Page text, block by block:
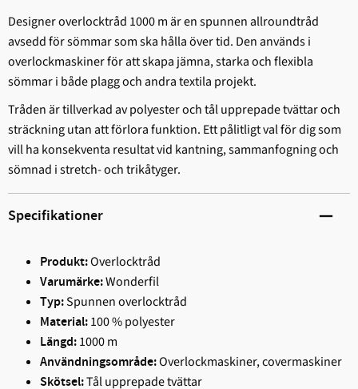
Designer overlocktråd 1000 m är en spunnen allroundtråd
avsedd för sömmar som ska hålla över tid. Den används i
overlockmaskiner för att skapa jämna, starka och flexibla
sömmar i både plagg och andra textila projekt.
Tråden är tillverkad av polyester och tål upprepade tvättar och
sträckning utan att förlora funktion. Ett pålitligt val för dig som
vill ha konsekventa resultat vid kantning, sammanfogning och
sömnad i stretch- och trikåtyger.
Specifikationer
Produkt:Overlocktråd
Varumärke:Wonderfil
Typ:Spunnen overlocktråd
Material:100 % polyester
Längd:1000 m
Användningsområde:Overlockmaskiner, covermaskiner
Skötsel:Tål upprepade tvättar